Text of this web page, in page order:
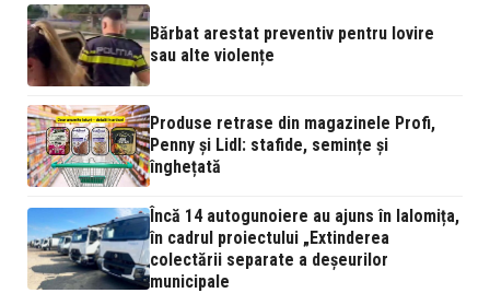
Bărbat arestat preventiv pentru lovire
sau alte violențe
Produse retrase din magazinele Profi,
Penny și Lidl: stafide, semințe și
înghețată
Încă 14 autogunoiere au ajuns în Ialomița,
în cadrul proiectului „Extinderea
colectării separate a deșeurilor
municipale